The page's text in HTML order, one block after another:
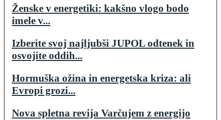
Ženske v energetiki: kakšno vlogo bodo
imele v...
Izberite svoj najljubši JUPOL odtenek in
osvojite oddih...
Hormuška ožina in energetska kriza: ali
Evropi grozi...
Nova spletna revija Varčujem z energijo